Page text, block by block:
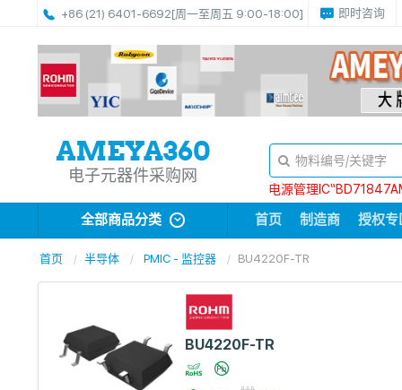
+86 (21) 6401-6692[周一至周五 9:00-18:00] 即时咨询
电子元器件采购网
电源管理
全部商品分类 首页 制造商 授权专
首页 半导体 PMIC - 监控器 BU4220F-TR
BU4220F-TR